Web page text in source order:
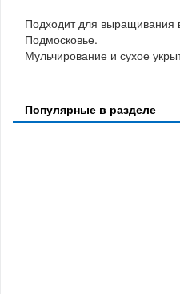
Подходит для выращивания
Подмосковье.
Мульчирование и сухое
Популярные в разделе